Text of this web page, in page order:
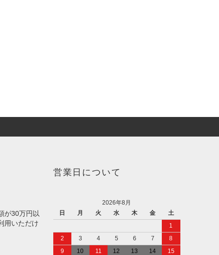
が30万円以
用いただけ
営業日について
2026年8月
日
月 火 水 木 金
土
1
2
3 4 5 6 7
8
9
10 11 12 13 14
15